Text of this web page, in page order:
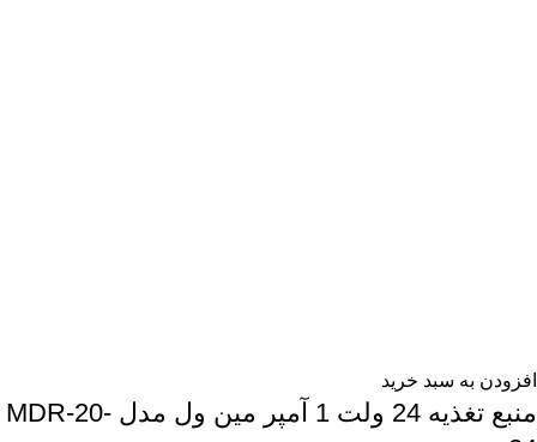
افزودن به سبد خرید
منبع تغذیه 24 ولت 1 آمپر مین ول مدل MDR-20-